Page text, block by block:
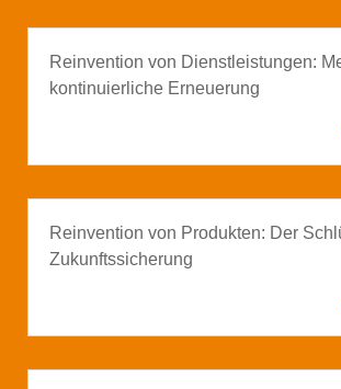
Reinvention von Dienstleistungen:
kontinuierliche Erneuerung
Reinvention von Produkten: Der
Zukunftssicherung